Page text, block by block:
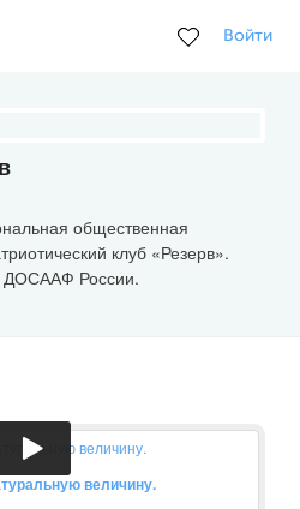
Войти
общественная
клуб «Резерв».
ДОСААФ России.
величину.